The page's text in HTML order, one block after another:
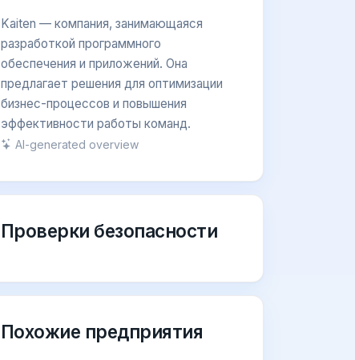
Kaiten — компания, занимающаяся
разработкой программного
обеспечения и приложений. Она
предлагает решения для оптимизации
бизнес-процессов и повышения
эффективности работы команд.
AI-generated overview
Проверки безопасности
Похожие предприятия